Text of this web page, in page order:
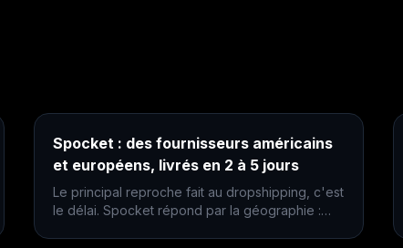
Spocket : des fournisseurs américains
et européens, livrés en 2 à 5 jours
Le principal reproche fait au dropshipping, c'est
le délai. Spocket répond par la géographie :